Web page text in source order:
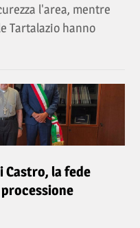
l'area, mentre
Tartalazio hanno
Castro, la fede